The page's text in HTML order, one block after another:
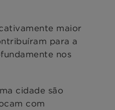
maior
para a
nos
cidade são
com